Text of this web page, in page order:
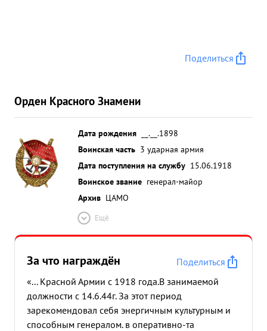
Поделиться
Орден Красного Знамени
Дата рождения
__.__.1898
Воинская часть 3 ударная армия
Дата поступления на службу 15.06.1918
Воинское звание генерал-майор
Архив ЦАМО
Ещё
За что награждён
Поделиться
«... Красной Армии с 1918 года.В занимаемой
должности с 14.6.44г. За этот период
зарекомендовал себя энергичным культурным и
способным генералом. в оперативно-та